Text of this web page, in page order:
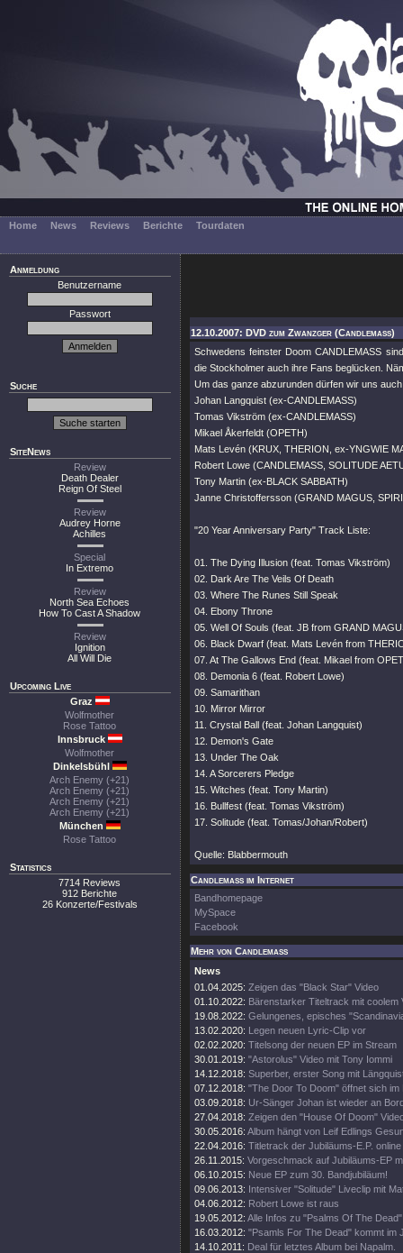
Home News Reviews Berichte Tourdaten
Anmeldung
Benutzername
Passwort
Suche
SiteNews
Review
Death Dealer
Reign Of Steel
Review
Audrey Horne
Achilles
Special
In Extremo
Review
North Sea Echoes
How To Cast A Shadow
Review
Ignition
All Will Die
Upcoming Live
Graz
Wolfmother
Rose Tattoo
Innsbruck
Wolfmother
Dinkelsbühl
Arch Enemy (+21)
Arch Enemy (+21)
Arch Enemy (+21)
Arch Enemy (+21)
München
Rose Tattoo
Statistics
7714 Reviews
912 Berichte
26 Konzerte/Festivals
12.10.2007: DVD zum Zwanzger (Candlemass)
Schwedens feinster Doom CANDLEMASS
die Stockholmer auch ihre Fans beglücken.
Um das ganze abzurunden dürfen wir uns
Johan Langquist (ex-CANDLEMASS)
Tomas Vikström (ex-CANDLEMASS)
Mikael Åkerfeldt (OPETH)
Mats Levén (KRUX, THERION, ex-YNGWIE
Robert Lowe (CANDLEMASS, SOLITUDE
Tony Martin (ex-BLACK SABBATH)
Janne Christoffersson (GRAND MAGUS,
"20 Year Anniversary Party" Track Liste:
01. The Dying Illusion (feat. Tomas Vikström)
02. Dark Are The Veils Of Death
03. Where The Runes Still Speak
04. Ebony Throne
05. Well Of Souls (feat. JB from GRAND
06. Black Dwarf (feat. Mats Levén from
07. At The Gallows End (feat. Mikael from
08. Demonia 6 (feat. Robert Lowe)
09. Samarithan
10. Mirror Mirror
11. Crystal Ball (feat. Johan Langquist)
12. Demon's Gate
13. Under The Oak
14. A Sorcerers Pledge
15. Witches (feat. Tony Martin)
16. Bullfest (feat. Tomas Vikström)
17. Solitude (feat. Tomas/Johan/Robert)
Quelle: Blabbermouth
Candlemass im Internet
Bandhomepage
MySpace
Facebook
Mehr von Candlemass
News
01.04.2025: Zeigen das "Black Star" Video
01.10.2022: Bärenstarker Titeltrack mit coolem
19.08.2022: Gelungenes, episches
13.02.2020: Legen neuen Lyric-Clip vor
02.02.2020: Titelsong der neuen EP im Stream
30.01.2019: "Astorolus" Video mit Tony Iommi
14.12.2018: Superber, erster Song mit
07.12.2018: "The Door To Doom" öffnet sich im
03.09.2018: Ur-Sänger Johan ist wieder an
27.04.2018: Zeigen den "House Of Doom"
30.05.2016: Album hängt von Leif Edlings
22.04.2016: Titletrack der Jubiläums-E.P. online
26.11.2015: Vorgeschmack auf Jubiläums-EP
06.10.2015: Neue EP zum 30. Bandjubiläum!
09.06.2013: Intensiver "Solitude" Liveclip mit
04.06.2012: Robert Lowe ist raus
19.05.2012: Alle Infos zu "Psalms Of The
16.03.2012: "Psamls For The Dead" kommt im
14.10.2011: Deal für letztes Album bei Napalm.